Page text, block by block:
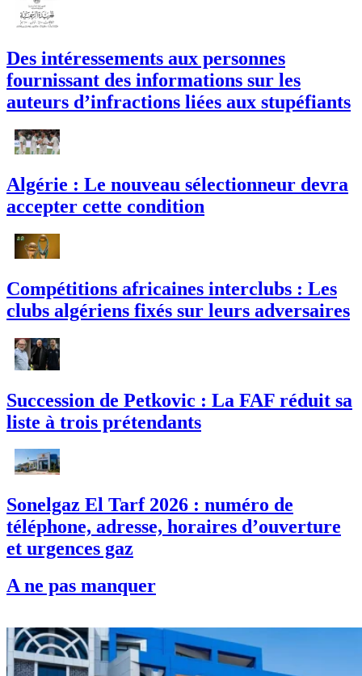
Des intéressements aux personnes
fournissant des informations sur les
auteurs d’infractions liées aux stupéfiants
Algérie : Le nouveau sélectionneur devra
accepter cette condition
Compétitions africaines interclubs : Les
clubs algériens fixés sur leurs adversaires
Succession de Petkovic : La FAF réduit sa
liste à trois prétendants
Sonelgaz El Tarf 2026 : numéro de
téléphone, adresse, horaires d’ouverture
et urgences gaz
A ne pas manquer